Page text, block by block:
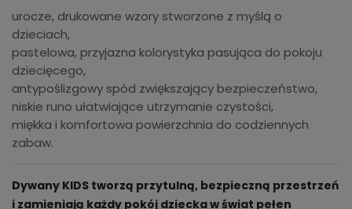
urocze, drukowane wzory stworzone z myślą o
dzieciach,
pastelowa, przyjazna kolorystyka pasująca do pokoju
dziecięcego,
antypoślizgowy spód zwiększający bezpieczeństwo,
niskie runo ułatwiające utrzymanie czystości,
miękka i komfortowa powierzchnia do codziennych
zabaw.
Dywany KIDS tworzą przytulną, bezpieczną przestrzeń
i zamieniają każdy pokój dziecka w świat pełen